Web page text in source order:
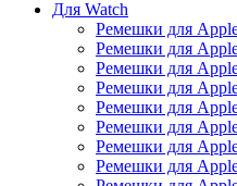
Для Watch
Ремешки для
Ремешки для
Ремешки для
Ремешки для
Ремешки для
Ремешки для
Ремешки для
Ремешки для